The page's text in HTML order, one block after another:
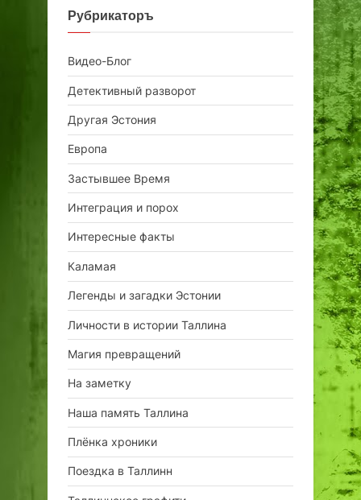
Рубрикаторъ
Видео-Блог
Детективный разворот
Другая Эстония
Европа
Застывшее Время
Интеграция и порох
Интересные факты
Каламая
Легенды и загадки Эстонии
Личности в истории Таллина
Магия превращений
На заметку
Наша память Таллина
Плёнка хроники
Поездка в Таллинн